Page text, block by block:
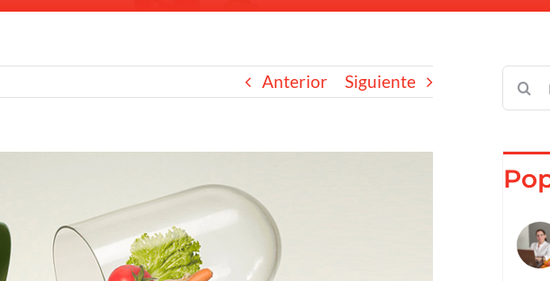
Anterior Siguiente